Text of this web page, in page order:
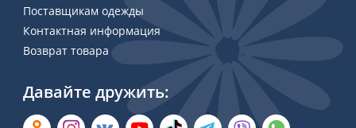
Поставщикам одежды
Контактная информация
Возврат товара
Давайте дружить: